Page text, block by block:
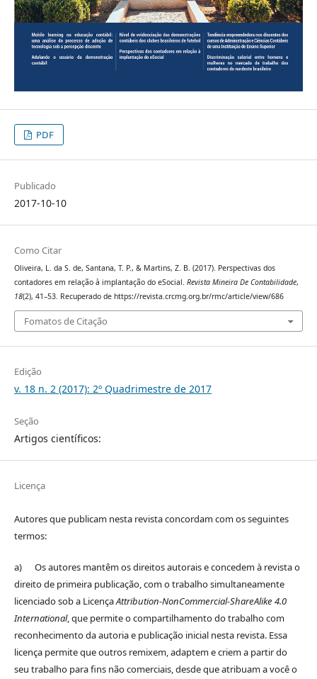
PDF
Publicado
2017-10-10
Como Citar
Oliveira, L. da S. de, Santana, T. P., & Martins, Z. B. (2017). Perspectivas dos
contadores em relação à implantação do eSocial. Revista Mineira De Contabilidade,
18(2), 41–53. Recuperado de https://revista.crcmg.org.br/rmc/article/view/686
Fomatos de Citação
Edição
v. 18 n. 2 (2017): 2º Quadrimestre de 2017
Seção
Artigos científicos:
Licença
Autores que publicam nesta revista concordam com os seguintes
termos:
a) Os autores mantêm os direitos autorais e concedem à revista o
direito de primeira publicação, com o trabalho simultaneamente
licenciado sob a LicençaAttribution-NonCommercial-ShareAlike 4.0
International, que permite o compartilhamento do trabalho com
reconhecimento da autoria e publicação inicial nesta revista. Essa
licença permite que outros remixem, adaptem e criem a partir do
seu trabalho para fins não comerciais, desde que atribuam a você o